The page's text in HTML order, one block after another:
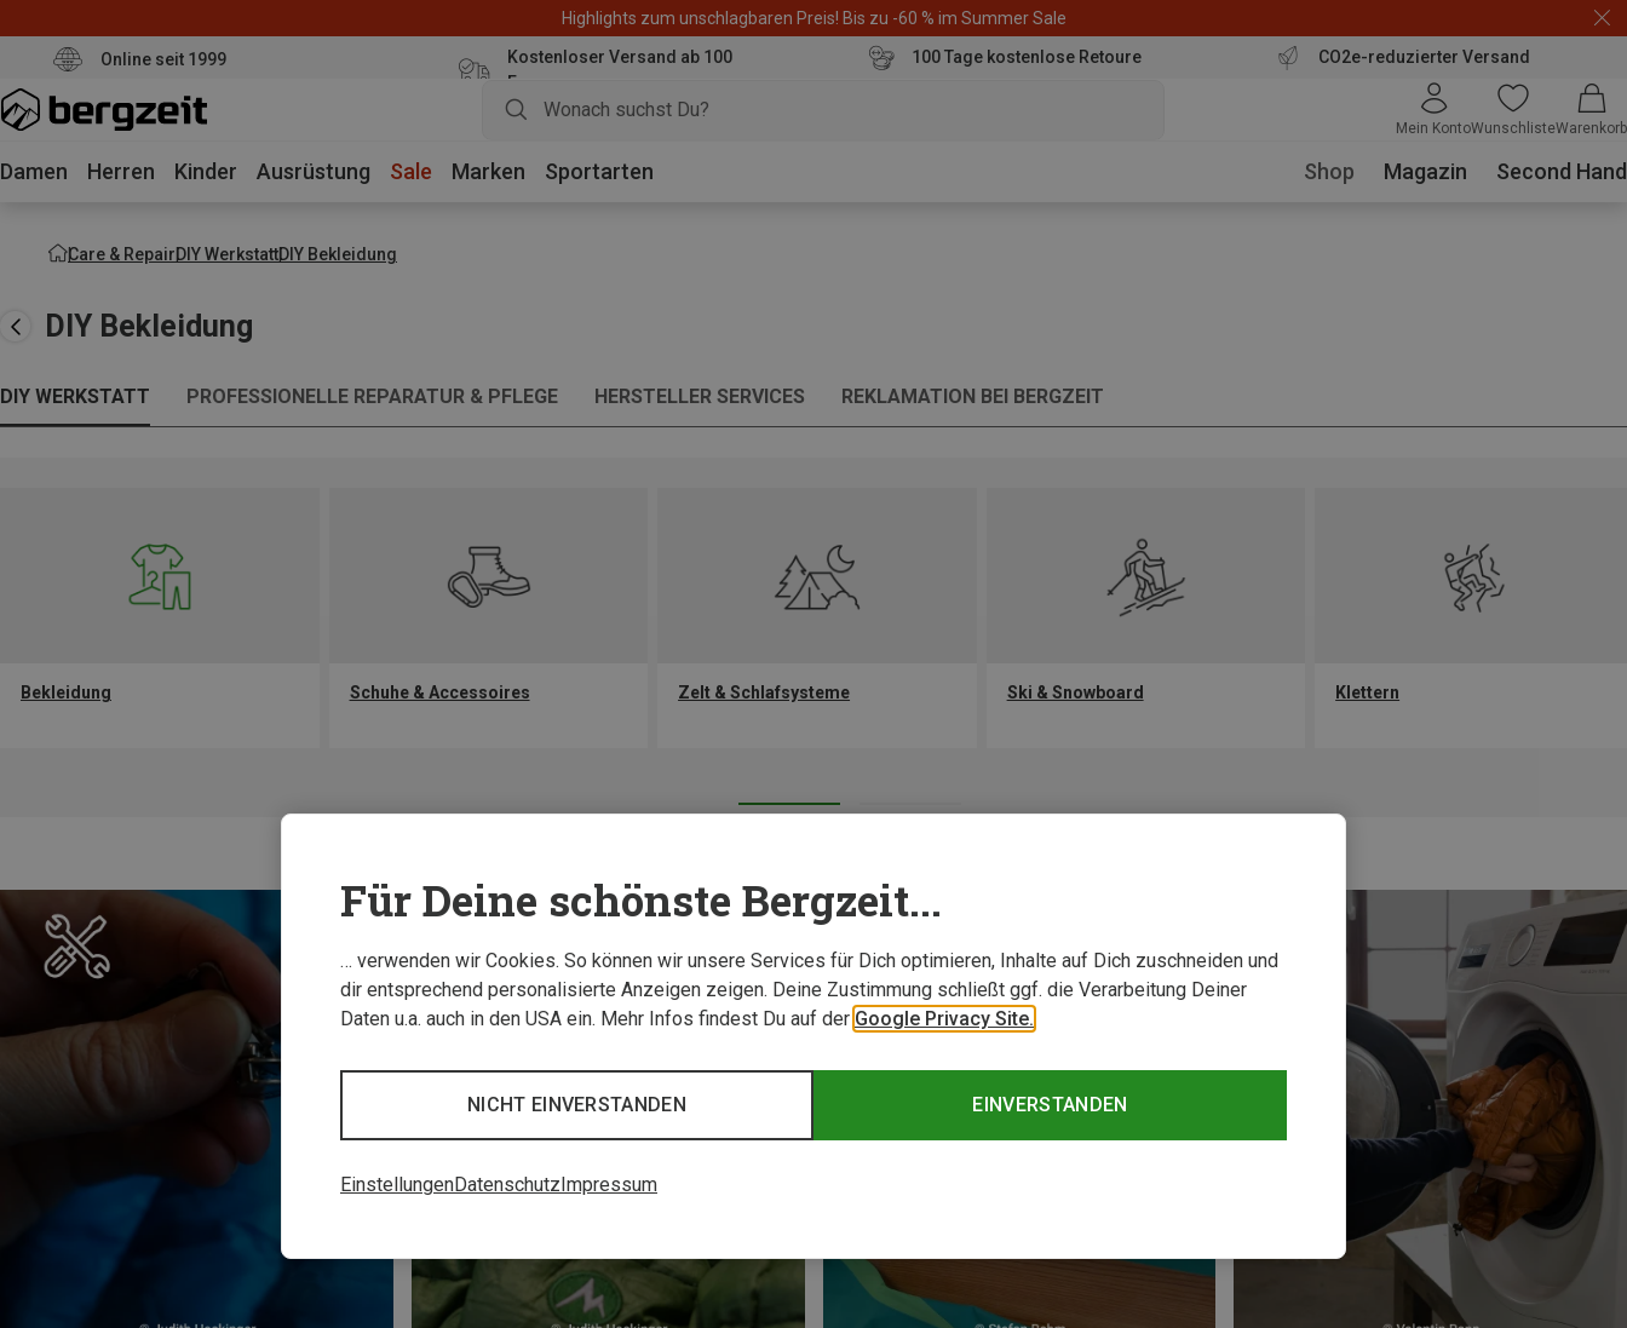
Highlights zum unschlagbaren Preis! Bis zu -60 % im Summer Sale
Online seit 1999
Kostenloser Versand ab 100
Euro
100 Tage kostenlose Retoure CO2e-reduzierter Versand
Mein KontoWunschlisteWarenkorb
Damen Herren Kinder Ausrüstung Sale Marken Sportarten Shop Magazin Second Hand
Care & RepairDIY WerkstattDIY Bekleidung
DIY Bekleidung
DIY WERKSTATT PROFESSIONELLE REPARATUR & PFLEGE HERSTELLER SERVICES REKLAMATION BEI BERGZEIT
Bekleidung Schuhe & Accessoires Zelt & Schlafsysteme Ski & Snowboard Klettern
Für Deine schönste Bergzeit...
… verwenden wir Cookies. So können wir unsere Services für Dich optimieren, Inhalte auf Dich zuschneiden und
dir entsprechend personalisierte Anzeigen zeigen. Deine Zustimmung schließt ggf. die Verarbeitung Deiner
Daten u.a. auch in den USA ein. Mehr Infos findest Du auf der Google Privacy Site.
EINVERSTANDEN
NICHT EINVERSTANDEN
EinstellungenDatenschutzImpressum